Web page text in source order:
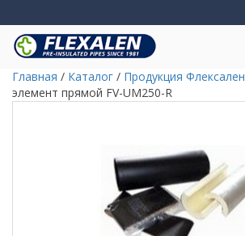
Главная / Каталог / Продукция Флексален
элемент прямой FV-UM250-R